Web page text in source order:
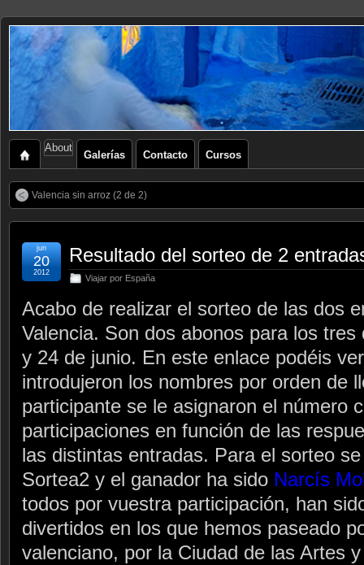
About
Galerías Contacto Cursos
Valencia sin arroz (2 de 2)
Resultado del sorteo de 2
Viajar por España
jun
20
2012
Acabo de realizar el sorteo de las dos
Valencia. Son dos abonos para los
y 24 de junio. En este enlace podéis
introdujeron los nombres por orden de
participante se le asignaron el número
participaciones en función de las
las distintas entradas. Para el sorteo
Sortea2 y el ganador ha sido Narcís
todos por vuestra participación, han
divertidos en los que hemos paseado
valenciano, por la Ciudad de las Artes